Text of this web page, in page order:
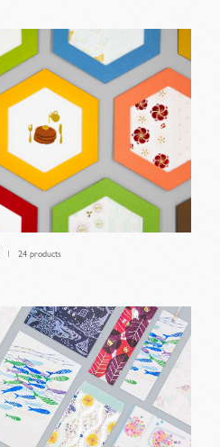
24 products